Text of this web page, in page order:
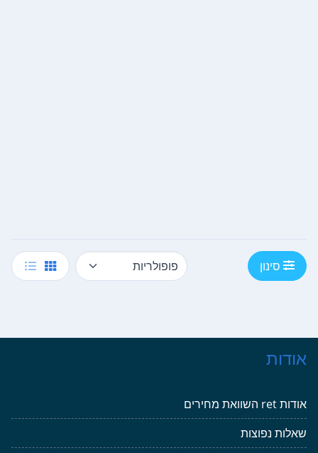
סינון
אודות
אודות ret השוואת מחירים
שאלות נפוצות